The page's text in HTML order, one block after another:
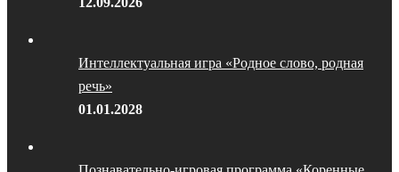
Интеллектуальная игра «Родное слово, родная
речь»
01.01.2028